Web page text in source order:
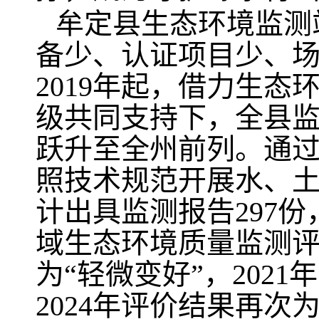
牟定县生态环境监
备少、认证项目少、
2019年起，借力生态
级共同支持下，全县
跃升至全州前列。通
照技术规范开展水、
计出具监测报告297
域生态环境质量监测
为“轻微变好”，2021
2024年评价结果再次